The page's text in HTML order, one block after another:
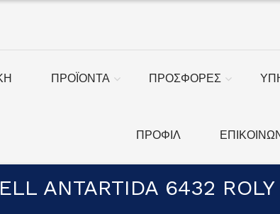
ΠΡΟΪΟΝΤΑ ΠΡΟΣΦΟΡΕΣ
ΠΡΟΦΙΛ
ANTARTIDA 6432 ROLY